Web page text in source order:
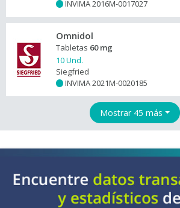
INVIMA 2016M-0017027
Omnidol
Tabletas 60 mg
10 Und.
Siegfried
INVIMA 2021M-0020185
Mostrar 45 más